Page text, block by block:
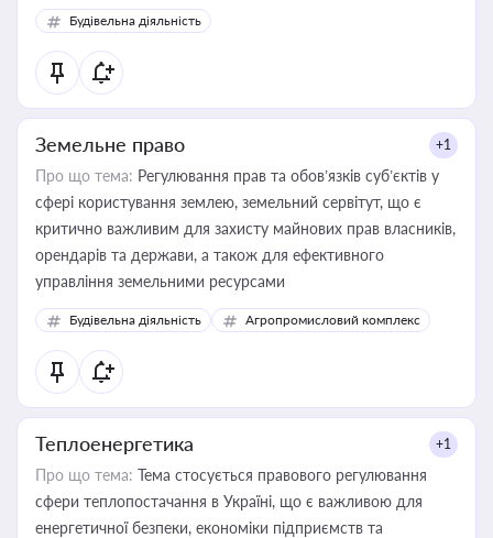
Будівельна діяльність
Земельне право +1
Про що тема: Регулювання прав та обов’язків суб’єктів у
сфері користування землею, земельний сервітут, що є
критично важливим для захисту майнових прав власників,
орендарів та держави, а також для ефективного
управління земельними ресурсами
Будівельна діяльність Агропромисловий комплекс
Теплоенергетика +1
Про що тема: Тема стосується правового регулювання
сфери теплопостачання в Україні, що є важливою для
енергетичної безпеки, економіки підприємств та